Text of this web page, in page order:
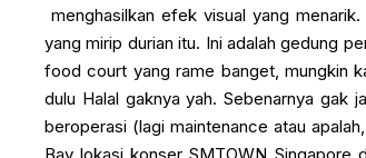
menghasilkan efek visual yang
yang mirip durian itu. Ini adalah gedung
food court yang rame banget, mungkin
dulu Halal gaknya yah. Sebenarnya gak
beroperasi (lagi maintenance atau
Bay lokasi konser SMTOWN Singapore